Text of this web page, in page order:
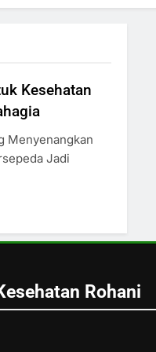
Kesehatan
Menyenangkan
Jadi
Rohani